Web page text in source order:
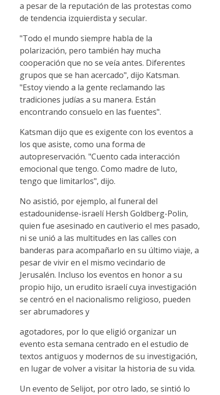
a pesar de la reputación de las protestas como
de tendencia izquierdista y secular.
"Todo el mundo siempre habla de la
polarización, pero también hay mucha
cooperación que no se veía antes. Diferentes
grupos que se han acercado", dijo Katsman.
"Estoy viendo a la gente reclamando las
tradiciones judías a su manera. Están
encontrando consuelo en las fuentes".
Katsman dijo que es exigente con los eventos a
los que asiste, como una forma de
autopreservación. "Cuento cada interacción
emocional que tengo. Como madre de luto,
tengo que limitarlos", dijo.
No asistió, por ejemplo, al funeral del
estadounidense-israelí Hersh Goldberg-Polin,
quien fue asesinado en cautiverio el mes pasado,
ni se unió a las multitudes en las calles con
banderas para acompañarlo en su último viaje, a
pesar de vivir en el mismo vecindario de
Jerusalén. Incluso los eventos en honor a su
propio hijo, un erudito israelí cuya investigación
se centró en el nacionalismo religioso, pueden
ser abrumadores y
agotadores, por lo que eligió organizar un
evento esta semana centrado en el estudio de
textos antiguos y modernos de su investigación,
en lugar de volver a visitar la historia de su vida.
Un evento de Selijot, por otro lado, se sintió lo